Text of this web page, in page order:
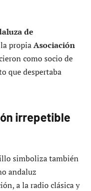
de
propiaAsociación
como socio de
que despertaba
irrepetible
simboliza también
andaluz
a la radio clásica y